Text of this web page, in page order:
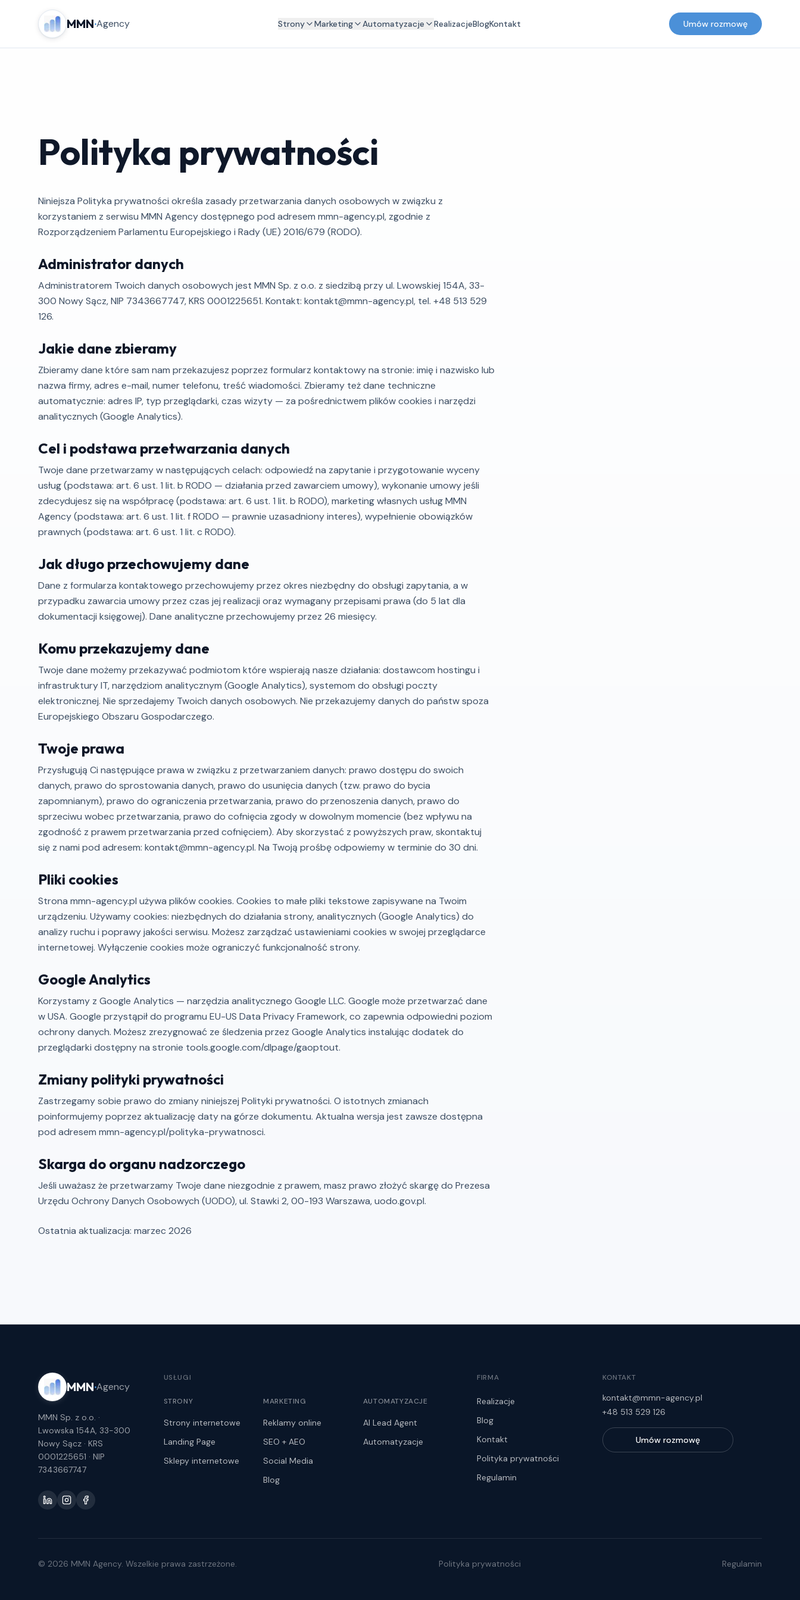
MMN·Agency Strony Marketing Automatyzacje RealizacjeBlogKontakt Umów rozmowę
Polityka prywatności
Niniejsza Polityka prywatności określa zasady przetwarzania danych osobowych w związku z
korzystaniem z serwisu MMN Agency dostępnego pod adresem mmn-agency.pl, zgodnie z
Rozporządzeniem Parlamentu Europejskiego i Rady (UE) 2016/679 (RODO).
Administrator danych
Administratorem Twoich danych osobowych jest MMN Sp. z o.o. z siedzibą przy ul. Lwowskiej 154A, 33-
300 Nowy Sącz, NIP 7343667747, KRS 0001225651. Kontakt: kontakt@mmn-agency.pl, tel. +48 513 529
126.
Jakie dane zbieramy
Zbieramy dane które sam nam przekazujesz poprzez formularz kontaktowy na stronie: imię i nazwisko lub
nazwa firmy, adres e-mail, numer telefonu, treść wiadomości. Zbieramy też dane techniczne
automatycznie: adres IP, typ przeglądarki, czas wizyty — za pośrednictwem plików cookies i narzędzi
analitycznych (Google Analytics).
Cel i podstawa przetwarzania danych
Twoje dane przetwarzamy w następujących celach: odpowiedź na zapytanie i przygotowanie wyceny
usług (podstawa: art. 6 ust. 1 lit. b RODO — działania przed zawarciem umowy), wykonanie umowy jeśli
zdecydujesz się na współpracę (podstawa: art. 6 ust. 1 lit. b RODO), marketing własnych usług MMN
Agency (podstawa: art. 6 ust. 1 lit. f RODO — prawnie uzasadniony interes), wypełnienie obowiązków
prawnych (podstawa: art. 6 ust. 1 lit. c RODO).
Jak długo przechowujemy dane
Dane z formularza kontaktowego przechowujemy przez okres niezbędny do obsługi zapytania, a w
przypadku zawarcia umowy przez czas jej realizacji oraz wymagany przepisami prawa (do 5 lat dla
dokumentacji księgowej). Dane analityczne przechowujemy przez 26 miesięcy.
Komu przekazujemy dane
Twoje dane możemy przekazywać podmiotom które wspierają nasze działania: dostawcom hostingu i
infrastruktury IT, narzędziom analitycznym (Google Analytics), systemom do obsługi poczty
elektronicznej. Nie sprzedajemy Twoich danych osobowych. Nie przekazujemy danych do państw spoza
Europejskiego Obszaru Gospodarczego.
Twoje prawa
Przysługują Ci następujące prawa w związku z przetwarzaniem danych: prawo dostępu do swoich
danych, prawo do sprostowania danych, prawo do usunięcia danych (tzw. prawo do bycia
zapomnianym), prawo do ograniczenia przetwarzania, prawo do przenoszenia danych, prawo do
sprzeciwu wobec przetwarzania, prawo do cofnięcia zgody w dowolnym momencie (bez wpływu na
zgodność z prawem przetwarzania przed cofnięciem). Aby skorzystać z powyższych praw, skontaktuj
się z nami pod adresem: kontakt@mmn-agency.pl. Na Twoją prośbę odpowiemy w terminie do 30 dni.
Pliki cookies
Strona mmn-agency.pl używa plików cookies. Cookies to małe pliki tekstowe zapisywane na Twoim
urządzeniu. Używamy cookies: niezbędnych do działania strony, analitycznych (Google Analytics) do
analizy ruchu i poprawy jakości serwisu. Możesz zarządzać ustawieniami cookies w swojej przeglądarce
internetowej. Wyłączenie cookies może ograniczyć funkcjonalność strony.
Google Analytics
Korzystamy z Google Analytics — narzędzia analitycznego Google LLC. Google może przetwarzać dane
w USA. Google przystąpił do programu EU-US Data Privacy Framework, co zapewnia odpowiedni poziom
ochrony danych. Możesz zrezygnować ze śledzenia przez Google Analytics instalując dodatek do
przeglądarki dostępny na stronie tools.google.com/dlpage/gaoptout.
Zmiany polityki prywatności
Zastrzegamy sobie prawo do zmiany niniejszej Polityki prywatności. O istotnych zmianach
poinformujemy poprzez aktualizację daty na górze dokumentu. Aktualna wersja jest zawsze dostępna
pod adresem mmn-agency.pl/polityka-prywatnosci.
Skarga do organu nadzorczego
Jeśli uważasz że przetwarzamy Twoje dane niezgodnie z prawem, masz prawo złożyć skargę do Prezesa
Urzędu Ochrony Danych Osobowych (UODO), ul. Stawki 2, 00-193 Warszawa, uodo.gov.pl.
Ostatnia aktualizacja: marzec 2026
MMN·Agency
MMN Sp. z o.o. ·
Lwowska 154A, 33-300
Nowy Sącz · KRS
0001225651 · NIP
7343667747
USŁUGI
STRONY
Strony internetowe
Landing Page
Sklepy internetowe
MARKETING
Reklamy online
SEO + AEO
Social Media
Blog
AUTOMATYZACJE
AI Lead Agent
Automatyzacje
FIRMA
Realizacje
Blog
Kontakt
Polityka prywatności
Regulamin
KONTAKT
kontakt@mmn-agency.pl
+48 513 529 126
Umów rozmowę
© 2026 MMN Agency. Wszelkie prawa zastrzeżone. Polityka prywatności Regulamin